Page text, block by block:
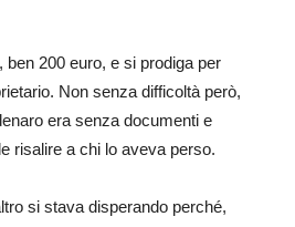
ben 200 euro, e si prodiga per
Non senza difficoltà però,
era senza documenti e
risalire a chi lo aveva perso.
si stava disperando perché,